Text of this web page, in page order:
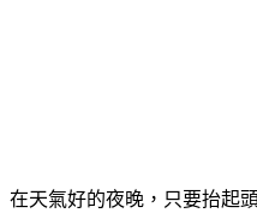
在天氣好的夜晚，只要抬起